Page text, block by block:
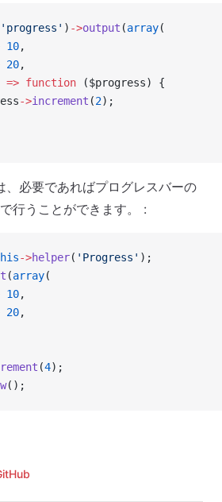
'progress' ) ->output (array(
10,
20,
=> function ($progress) {
->increment (2);
必要であればプログレスバーの
行うことができます。 :
->helper( 'Progress' );
(array(
10,
20,
(4);
();